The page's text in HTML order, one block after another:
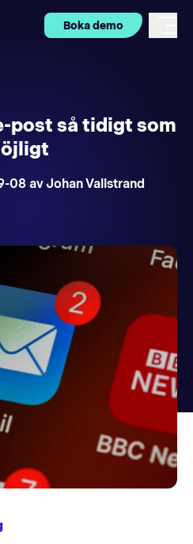
Boka demo
post så tidigt som
08 av Johan Vallstrand